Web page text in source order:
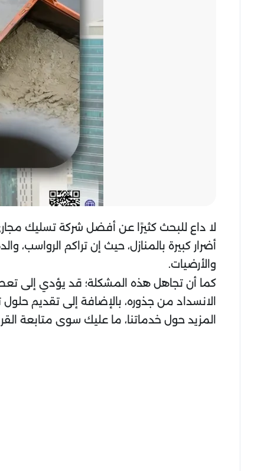
لا داع للبحث كثيرًا عن أفضل شركة تسليك
أضرار كبيرة بالمنازل، حيث إن تراكم
والأرضيات.
كما أن تجاهل هذه المشكلة؛ قد يؤدي إلى
الانسداد من جذوره، بالإضافة إلى تقديم
المزيد حول خدماتنا، ما عليك سوى متابعة